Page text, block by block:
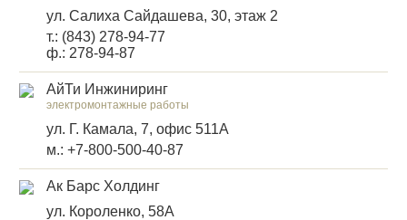
ул. Салиха Сайдашева, 30, этаж 2
т.: (843) 278-94-77
ф.: 278-94-87
АйТи Инжиниринг
электромонтажные работы
ул. Г. Камала, 7, офис 511А
м.: +7-800-500-40-87
Ак Барс Холдинг
ул. Короленко, 58А